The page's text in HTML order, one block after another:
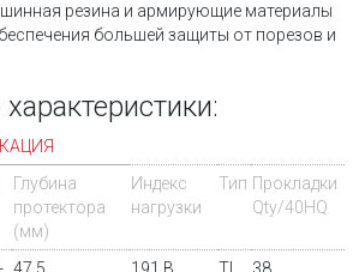
резина и армирующие материалы
большей защиты от порезов и
Глубина
протектора
(мм)
Индекс
нагрузки
Тип Прокладки
Qty/40HQ